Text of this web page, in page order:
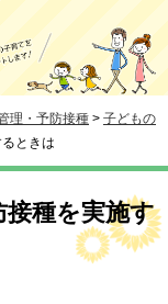
理・予防接種 > 子どもの
ときは
接種を実施す